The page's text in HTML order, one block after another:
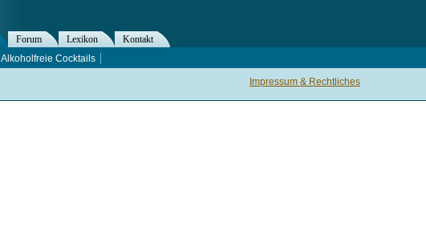
Impressum & Rechtliches
Forum Lexikon
Kontakt
Alkoholfreie Cocktails